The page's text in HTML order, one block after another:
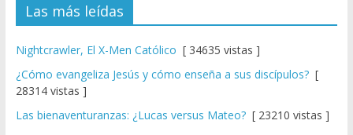
Las más leídas
Nightcrawler, El X-Men Católico [ 34635 vistas ]
¿Cómo evangeliza Jesús y cómo enseña a sus discípulos?[
28314 vistas ]
Las bienaventuranzas: ¿Lucas versus Mateo?[ 23210 vistas ]